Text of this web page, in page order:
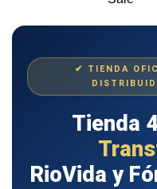
✔ TIENDA
Tienda
RioVida y